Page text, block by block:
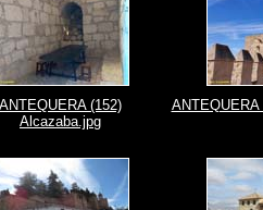
ANTEQUERA (152)
Alcazaba.jpg
ANTEQUERA